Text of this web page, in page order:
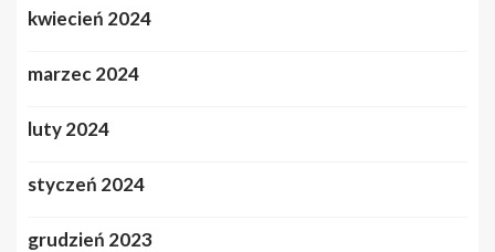
kwiecień 2024
marzec 2024
luty 2024
styczeń 2024
grudzień 2023